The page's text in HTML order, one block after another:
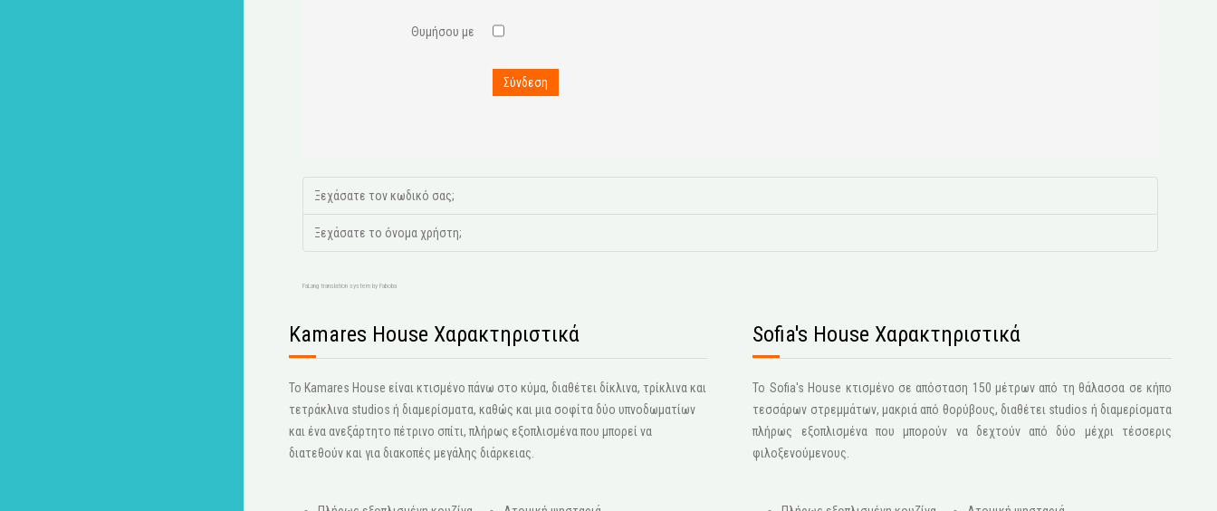
Θυμήσου με
Σύνδεση
Ξεχάσατε τον κωδικό σας;
Ξεχάσατε το όνομα χρήστη;
FaLang translation system by Faboba
Kamares House Χαρακτηριστικά
Το Kamares House είναι κτισμένο πάνω στο κύμα, διαθέτει δίκλινα, τρίκλινα και
τετράκλινα studios ή διαμερίσματα, καθώς και μια σοφίτα δύο υπνοδωματίων
και ένα ανεξάρτητο πέτρινο σπίτι, πλήρως εξοπλισμένα που μπορεί να
διατεθούν και για διακοπές μεγάλης διάρκειας.
Sofia's House Χαρακτηριστικά
Το Sofia's House κτισμένο σε απόσταση 150 μέτρων από τη θάλασσα σε κήπο
τεσσάρων στρεμμάτων, μακριά από θορύβους, διαθέτει studios ή διαμερίσματα
πλήρως εξοπλισμένα που μπορούν να δεχτούν από δύο μέχρι τέσσερις
φιλοξενούμενους.